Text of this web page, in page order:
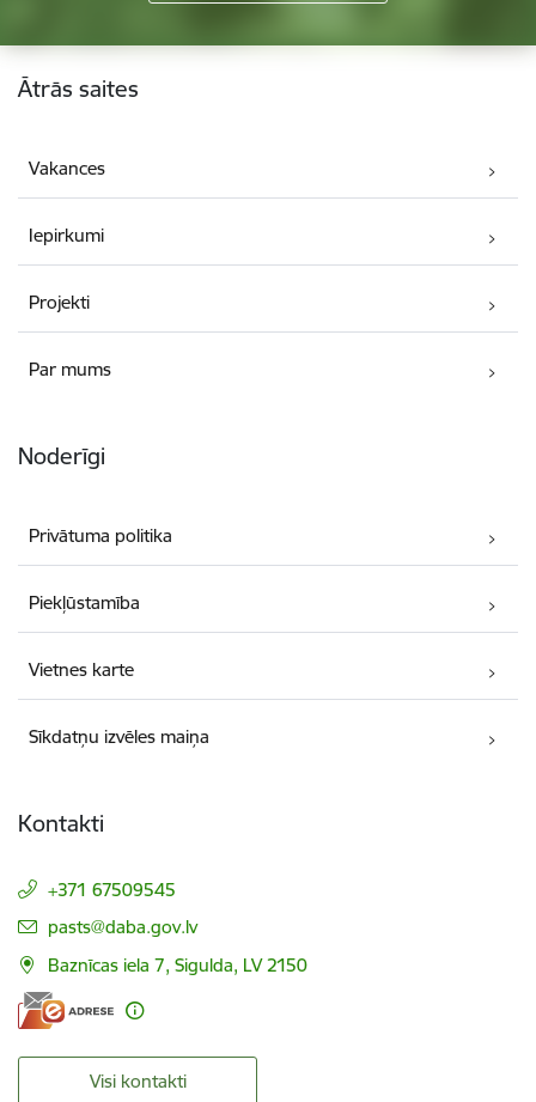
Kājene
Ātrās saites
Vakances
Iepirkumi
Projekti
Par mums
Noderīgi
Privātuma politika
Piekļūstamība
Vietnes karte
Sīkdatņu izvēles maiņa
Kontakti
+371 67509545
E-pasts:
pasts@daba.gov.lv
Baznīcas iela 7, Sigulda, LV 2150
Visi kontakti